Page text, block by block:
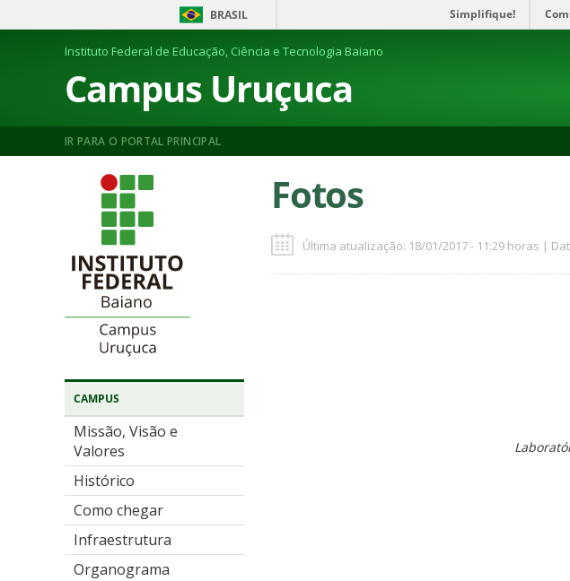
BRASIL Simplifique!
Instituto Federal de Educação, Ciência e Tecnologia Baiano
Campus Uruçuca
IR PARA O PORTAL PRINCIPAL
CAMPUS
Missão, Visão e
Valores
Histórico
Como chegar
Infraestrutura
Organograma
Fotos
Última atualização: 18/01/2017 - 11:29 horas |